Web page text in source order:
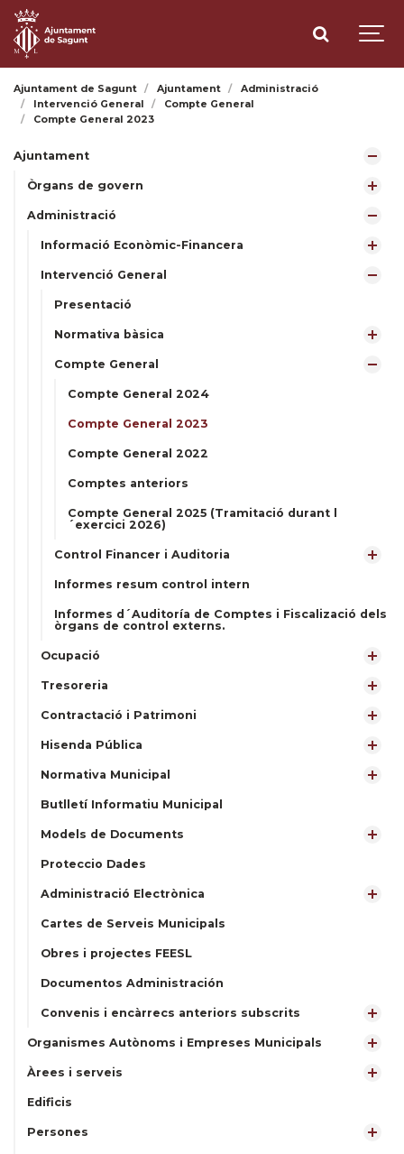
Ajuntament de Sagunt Ajuntament
Administració
Intervenció General
Compte General
Compte General 2023
Ajuntament
Òrgans de govern
Administració
Informació Econòmic-Financera
Intervenció General
Presentació
Normativa bàsica
Compte General
Compte General 2024
Compte General 2023
Compte General 2022
Comptes anteriors
Compte General 2025 (Tramitació durant l
´exercici 2026)
Control Financer i Auditoria
Informes resum control intern
Informes d´Auditoría de Comptes i Fiscalizació dels
òrgans de control externs.
Ocupació
Tresoreria
Contractació i Patrimoni
Hisenda Pública
Normativa Municipal
Butlletí Informatiu Municipal
Models de Documents
Proteccio Dades
Administració Electrònica
Cartes de Serveis Municipals
Obres i projectes FEESL
Documentos Administración
Convenis i encàrrecs anteriors subscrits
Organismes Autònoms i Empreses Municipals
Àrees i serveis
Edificis
Persones